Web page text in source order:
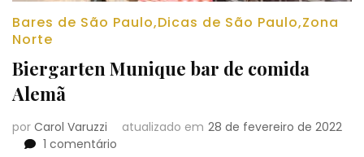
Bares de São Paulo,Dicas de São Paulo,Zona
Norte
Biergarten Munique bar de comida
Alemã
por Carol Varuzzi atualizado em 28 de fevereiro de 2022
1 comentário